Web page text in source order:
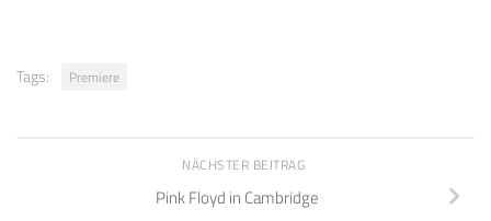
Tags: Premiere
NÄCHSTER BEITRAG
Pink Floyd in Cambridge